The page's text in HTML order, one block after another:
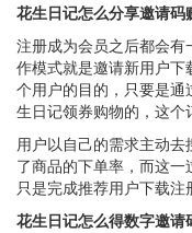
花生日记怎么分享邀请码
注册成为会员之后都会
作模式就是邀请新用户
个用户的目的，只要是
生日记领券购物的，这个
用户以自己的需求主动
了商品的下单率，而这
只是完成推荐用户下载注
花生日记怎么得数字邀请